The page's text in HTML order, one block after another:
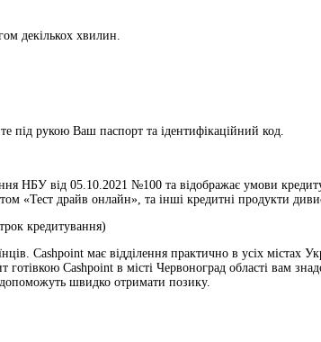
декількох хвилин.
під рукою Ваш паспорт та ідентифікаційний код.
НБУ від 05.10.2021 №100 та відображає умови
«Тест драйв онлайн», та інші кредитні продукти
кредитування)
Cashpoint має відділення практично в усіх містах
Cashpoint в місті Червоноград області вам
швидко отримати позику.